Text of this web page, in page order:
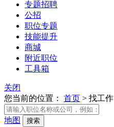
专题招聘
公招
职位专题
技能提升
商城
附近职位
工具箱
关闭
您当前的位置： 首页 > 找工作
地图